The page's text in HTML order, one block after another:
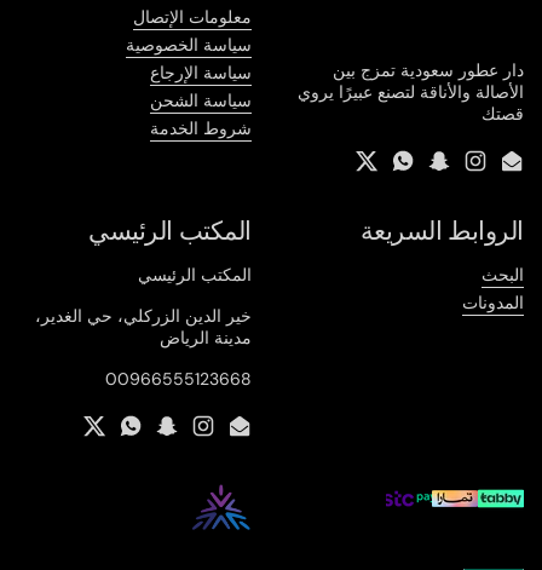
دار عطور سعودية تمزج بين
الأصالة والأناقة لتصنع عبيرًا يروي
قصتك
Email
Instagram
Snapchat
WhatsApp
Twitter
معلومات الإتصال
سياسة الخصوصية
سياسة الإرجاع
سياسة الشحن
شروط الخدمة
الروابط السريعة
البحث
المدونات
المكتب الرئيسي
المكتب الرئيسي
خير الدين الزركلي، حي الغدير،
مدينة الرياض
00966555123668
Email
Instagram
Snapchat
WhatsApp
Twitter